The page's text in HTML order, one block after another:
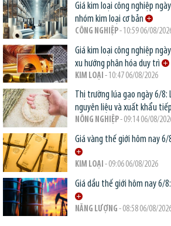
Giá kim loại công nghiệp
nhóm kim loại cơ bản
CÔNG NGHIỆP- 10:59 06/08/
Giá kim loại công nghiệp
xu hướng phân hóa duy trì
KIM LOẠI - 10:47 06/08/2026
Thị trường lúa gạo ngày 6/8:
nguyên liệu và xuất khẩu tiếp
NÔNG NGHIỆP- 09:14 06/08/
Giá vàng thế giới hôm nay 6/
KIM LOẠI - 09:06 06/08/2026
Giá dầu thế giới hôm nay 6/
NĂNG LƯỢNG - 08:58 06/08/